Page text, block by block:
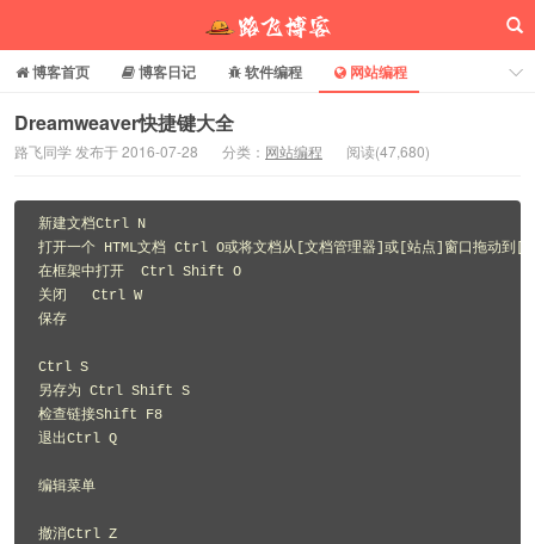
路飞博客
博客首页 博客日记 软件编程
网站编程
电脑常识
分享乐园
Dreamweaver快捷键大全
路飞同学 发布于 2016-07-28 分类： 网站编程 阅读(47,680)
新建文档Ctrl N
打开一个 HTML文档 Ctrl O或将文档从[文档管理器]或[站点]窗口拖动到[
在框架中打开  Ctrl Shift O
关闭   Ctrl W
保存
Ctrl S
另存为 Ctrl Shift S
检查链接Shift F8
退出Ctrl Q
编辑菜单
撤消Ctrl Z